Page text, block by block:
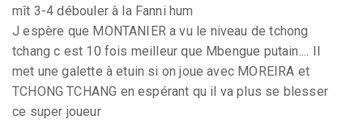
mît 3-4 débouler à la Fanni hum
J espère que MONTANIER a vu le niveau de tchong
tchang c est 10 fois meilleur que Mbengue putain.... Il
met une galette à etuin si on joue avec MOREIRA et
TCHONG TCHANG en espérant qu il va plus se blesser
ce super joueur